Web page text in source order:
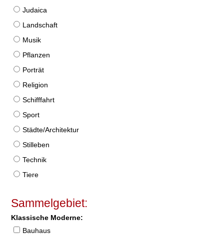
Judaica
Landschaft
Musik
Pflanzen
Porträt
Religion
Schifffahrt
Sport
Städte/Architektur
Stilleben
Technik
Tiere
Sammelgebiet:
Klassische Moderne:
Bauhaus